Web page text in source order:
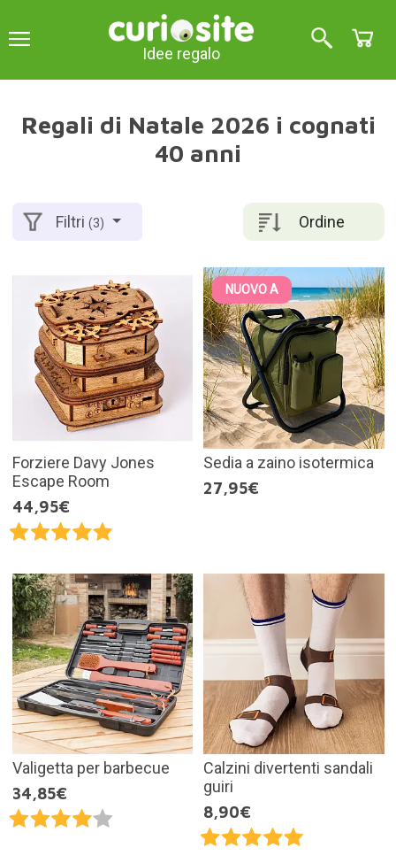
Idee regalo
Regali di Natale 2026 i cognati
40 anni
Ordine
Filtri(3)
Forziere Davy Jones
Escape Room
44,95€
NUOVO A
Sedia a zaino isotermica
27,95€
Valigetta per barbecue
34,85€
Calzini divertenti sandali
guiri
8,90€